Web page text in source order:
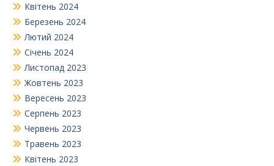
Квітень 2024
Березень 2024
Лютий 2024
Січень 2024
Листопад 2023
Жовтень 2023
Вересень 2023
Серпень 2023
Червень 2023
Травень 2023
Квітень 2023